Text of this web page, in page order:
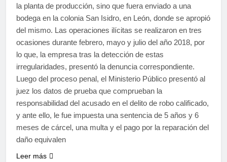
la planta de producción, sino que fuera enviado a una
bodega en la colonia San Isidro, en León, donde se apropió
del mismo. Las operaciones ilícitas se realizaron en tres
ocasiones durante febrero, mayo y julio del año 2018, por
lo que, la empresa tras la detección de estas
irregularidades, presentó la denuncia correspondiente.
Luego del proceso penal, el Ministerio Público presentó al
juez los datos de prueba que comprueban la
responsabilidad del acusado en el delito de robo calificado,
y ante ello, le fue impuesta una sentencia de 5 años y 6
meses de cárcel, una multa y el pago por la reparación del
daño equivalen
Leer más